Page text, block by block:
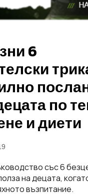
6
по
и диети
със 6
на децата,
възпитание.